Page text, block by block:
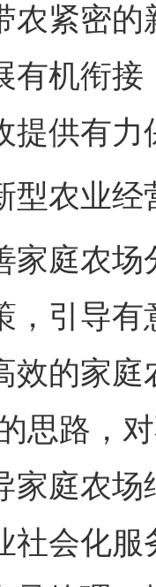
农紧密
有机衔
提供有力
农业经
庭农场
，引导
效的家
思路，
家庭农
社会化